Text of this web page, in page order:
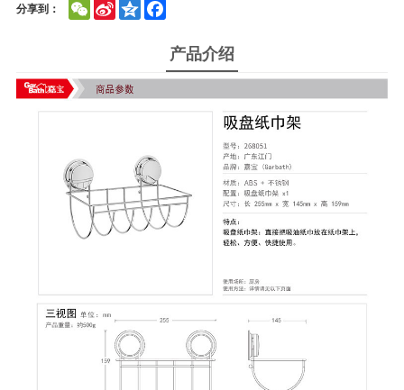
分享到： WeChatSina
Weibo
Qzone
产品介绍